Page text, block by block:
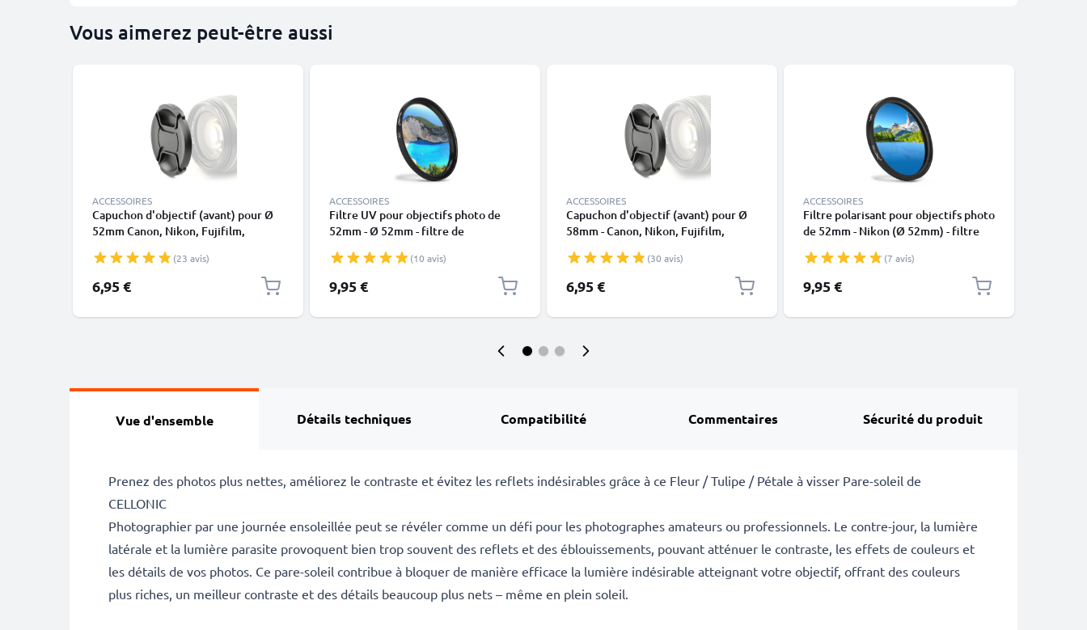
Vous aimerez peut-être aussi
ACCESSOIRES
Capuchon d'objectif (avant) pour Ø
52mm Canon, Nikon, Fujifilm,
52,FLCP-52,LC-N52,CP-52,LC-52),
Snap-On: Pincement central
Couvercle Capot de protection
(23 avis)
6,95 €
ACCESSOIRES
Filtre UV pour objectifs photo de
52mm - Ø 52mm - filtre de
transparent
(10 avis)
9,95 €
ACCESSOIRES
Capuchon d'objectif (avant) pour Ø
58mm - Canon, Nikon, Fujifilm,
Snap-On: Pincement central
Couvercle Capot de protection
(30 avis)
6,95 €
ACCESSOIRES
Filtre polarisant pour objectifs photo
de 52mm - Nikon (Ø 52mm) - filtre
variation de la lumière
(7 avis)
9,95 €
Vue d'ensemble Détails techniques Compatibilité Commentaires Sécurité du produit
Prenez des photos plus nettes, améliorez le contraste et évitez les reflets indésirables grâce à ce Fleur / Tulipe / Pétale à visser Pare-soleil de
CELLONIC
Photographier par une journée ensoleillée peut se révéler comme un défi pour les photographes amateurs ou professionnels. Le contre-jour, la lumière
latérale et la lumière parasite provoquent bien trop souvent des reflets et des éblouissements, pouvant atténuer le contraste, les effets de couleurs et
les détails de vos photos. Ce pare-soleil contribue à bloquer de manière efficace la lumière indésirable atteignant votre objectif, offrant des couleurs
plus riches, un meilleur contraste et des détails beaucoup plus nets – même en plein soleil.